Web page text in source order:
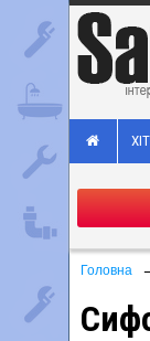
Головна